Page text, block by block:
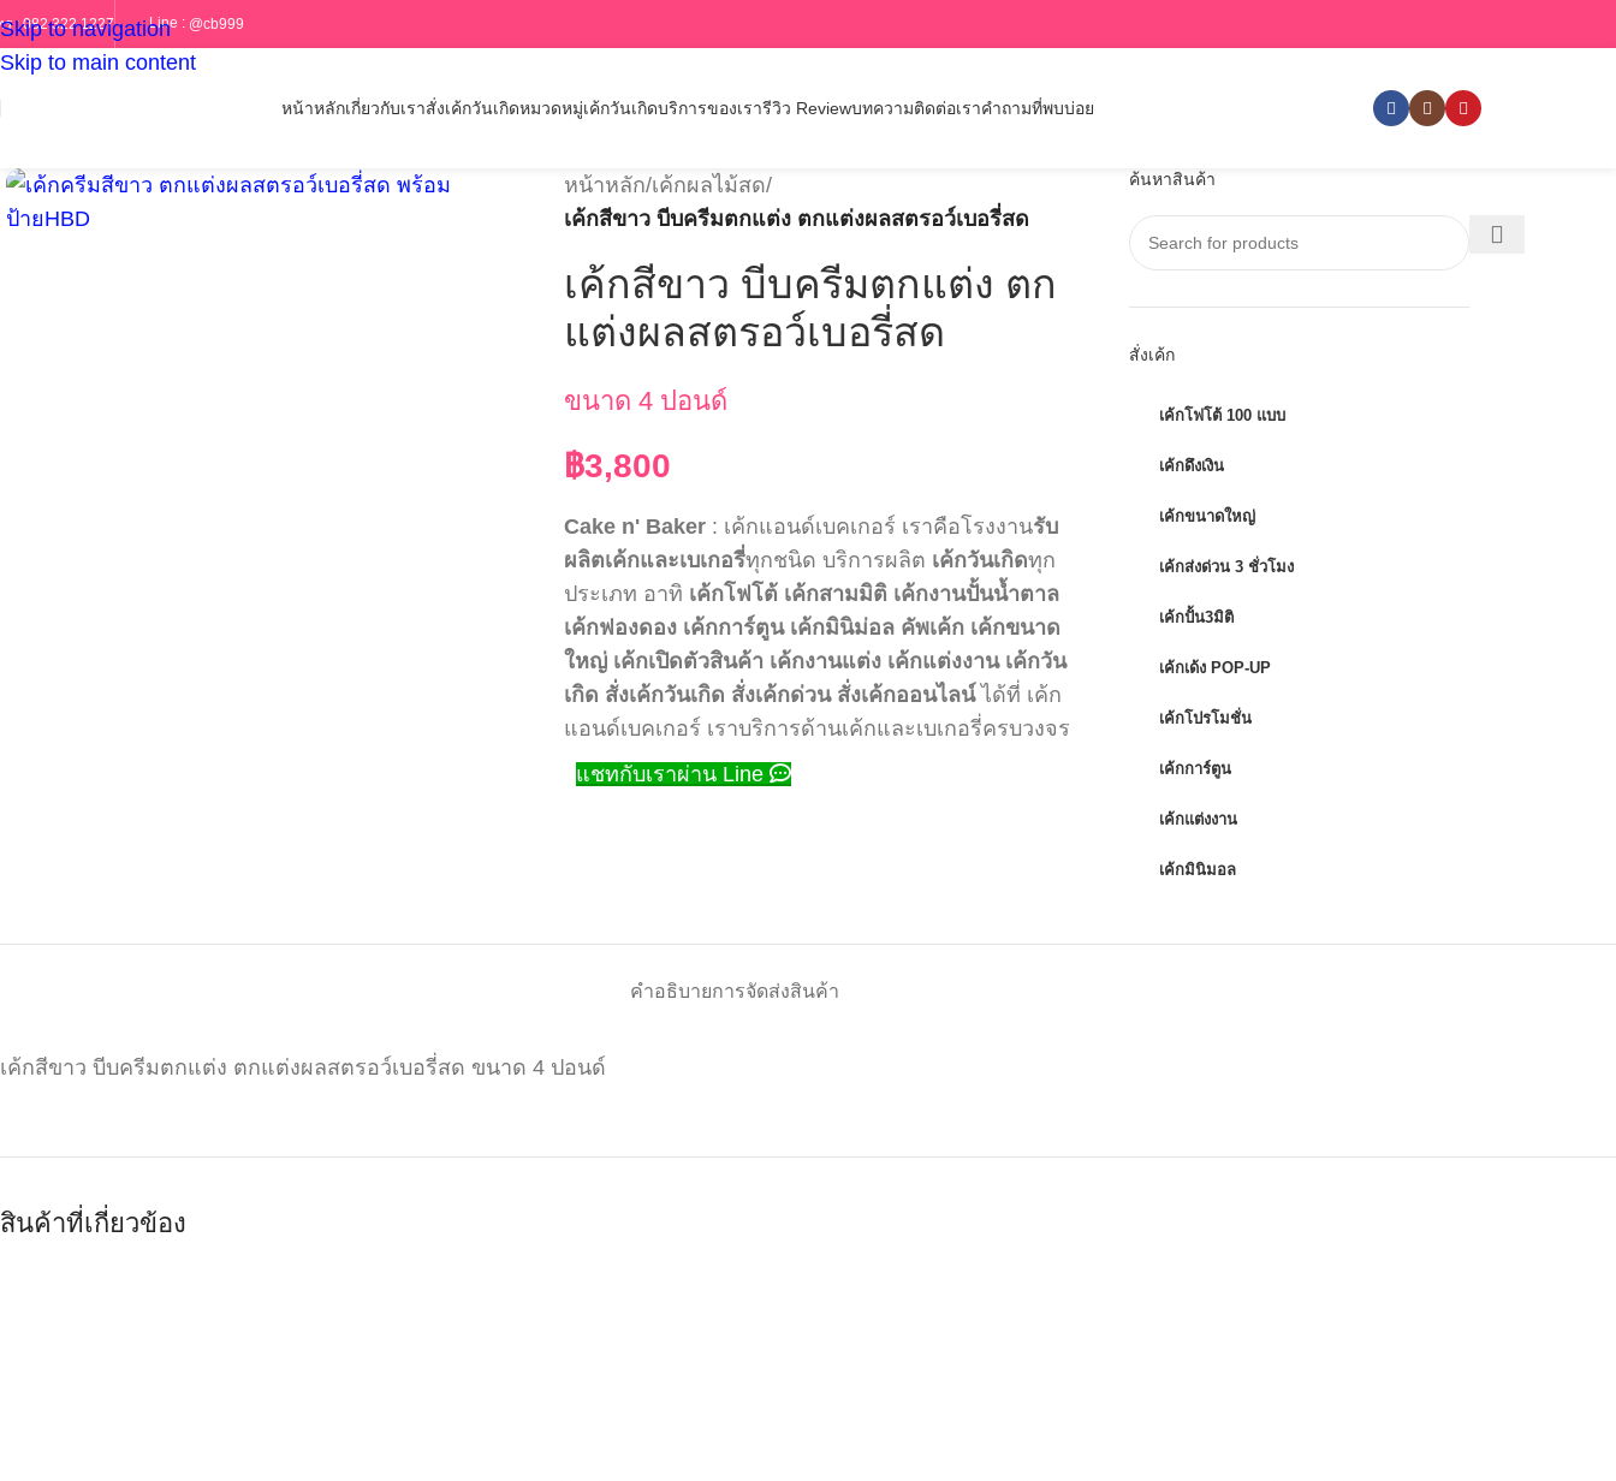
Skip to navigation
Skip to main content
ร : 082 322 1227 Line : @cb999
หน้าหลักเกี่ยวกับเราสั่งเค้กวันเกิดหมวดหมู่เค้กวันเกิดบริการของเรารีวิว Reviewบทความติดต่อเราคำถามที่พบบ่อย
หน้าหลัก/เค้กผลไม้สด/
เค้กสีขาว บีบครีมตกแต่ง ตกแต่งผลสตรอว์เบอรี่สด
เค้กสีขาว บีบครีมตกแต่ง ตก
แต่งผลสตรอว์เบอรี่สด
ขนาด 4 ปอนด์
฿3,800
Cake n' Baker : เค้กแอนด์เบคเกอร์ เราคือโรงงานรับ
ผลิตเค้กและเบเกอรี่ทุกชนิด บริการผลิต เค้กวันเกิดทุก
ประเภท อาทิ เค้กโฟโต้ เค้กสามมิติ เค้กงานปั้นน้ำตาล
เค้กฟองดอง เค้กการ์ตูน เค้กมินิม่อล คัพเค้ก เค้กขนาด
ใหญ่ เค้กเปิดตัวสินค้า เค้กงานแต่ง เค้กแต่งงาน เค้กวัน
เกิด สั่งเค้กวันเกิด สั่งเค้กด่วน สั่งเค้กออนไลน์ได้ที่ เค้ก
แอนด์เบคเกอร์ เราบริการด้านเค้กและเบเกอรี่ครบวงจร
แชทกับเราผ่าน Line
ค้นหาสินค้า
สั่งเค้ก
เค้กโฟโต้ 100 แบบ
เค้กดึงเงิน
เค้กขนาดใหญ่
เค้กส่งด่วน 3 ชั่วโมง
เค้กปั้น3มิติ
เค้กเด้ง POP-UP
เค้กโปรโมชั่น
เค้กการ์ตูน
เค้กแต่งงาน
เค้กมินิมอล
คำอธิบายการจัดส่งสินค้า
เค้กสีขาว บีบครีมตกแต่ง ตกแต่งผลสตรอว์เบอรี่สด ขนาด 4 ปอนด์
สินค้าที่เกี่ยวข้อง